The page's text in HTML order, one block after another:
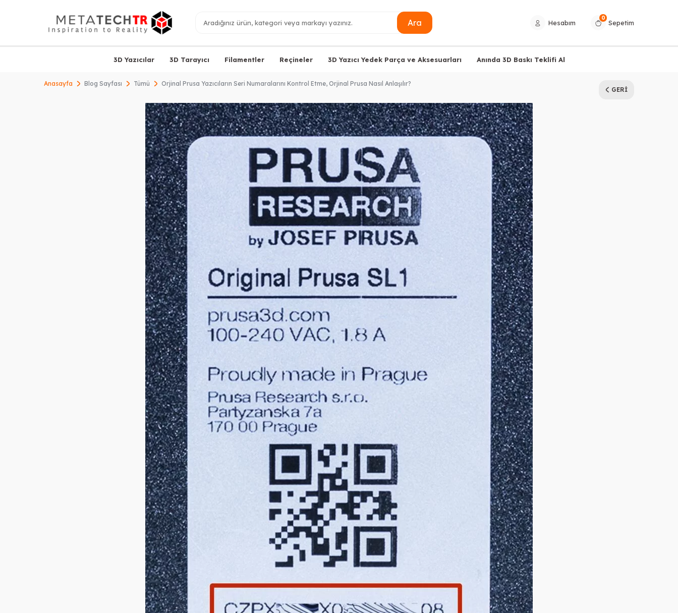
Ara Hesabım
0
Sepetim
3D Yazıcılar 3D Tarayıcı Filamentler Reçineler 3D Yazıcı Yedek Parça ve Aksesuarları Anında 3D Baskı Teklifi Al
Anasayfa Blog Sayfası Tümü
Orjinal Prusa Yazıcıların Seri Numaralarını Kontrol Etme, Orjinal Prusa Nasıl Anlaşılır?
GERI